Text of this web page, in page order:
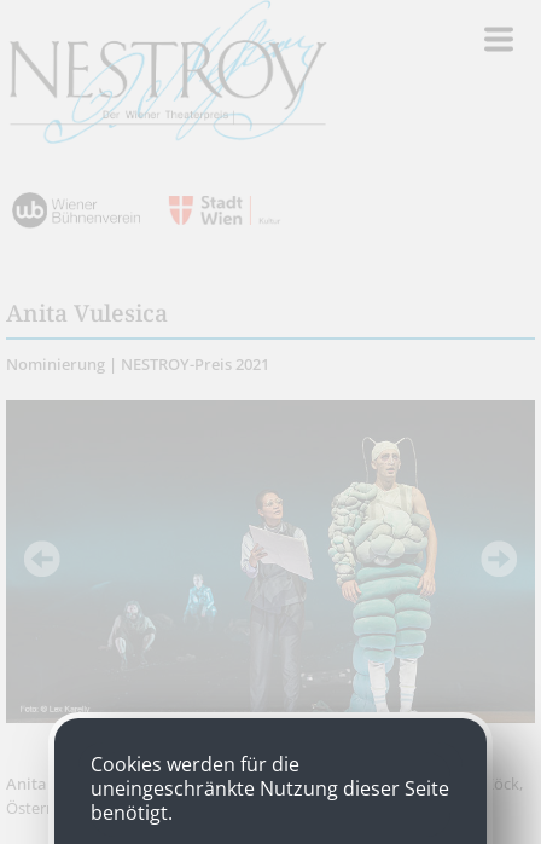
Anita Vulesica
Nominierung | NESTROY-Preis 2021
Anita Vulesicafür „dritte republik (eine vermessung)“ von Thomas Köck,
Österreichische Erstaufführung, Schauspielhaus Graz
Cookies werden für die
uneingeschränkte Nutzung dieser Seite
benötigt.